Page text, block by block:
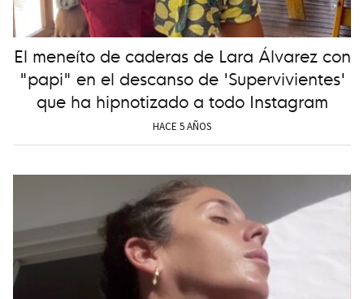
El meneíto de caderas de Lara Álvarez con
"papi" en el descanso de 'Supervivientes'
que ha hipnotizado a todo Instagram
HACE 5 AÑOS